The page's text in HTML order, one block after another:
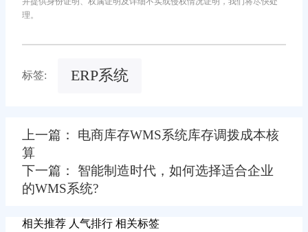
理。
标签: ERP系统
上一篇： 电商库存WMS系统库存调拨成本核
算
下一篇： 智能制造时代，如何选择适合企业
的WMS系统?
相关推荐 人气排行 相关标签